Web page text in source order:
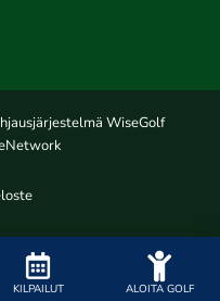
KILPAILUT ALOITA GOLF
WiseGolf